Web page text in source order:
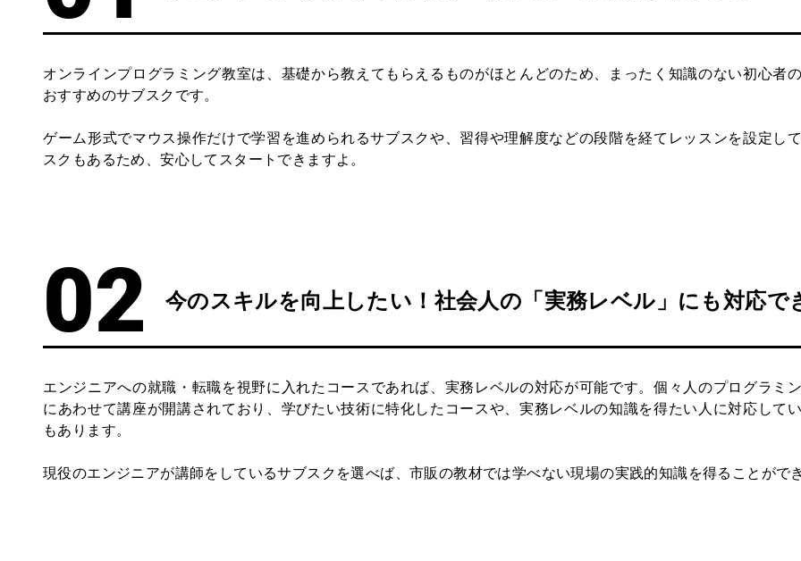
オンラインプログラミング教室は、基礎から教えてもらえるものがほとんどのため、まったく知識のない初心者
おすすめのサブスクです。
ゲーム形式でマウス操作だけで学習を進められるサブスクや、習得や理解度などの段階を経てレッスンを設定し
スクもあるため、安心してスタートできますよ。
今のスキルを向上したい！社会人の「実務レベル」にも対応で
エンジニアへの就職・転職を視野に入れたコースであれば、実務レベルの対応が可能です。個々人のプログラミ
にあわせて講座が開講されており、学びたい技術に特化したコースや、実務レベルの知識を得たい人に対応して
もあります。
現役のエンジニアが講師をしているサブスクを選べば、市販の教材では学べない現場の実践的知識を得ることがで